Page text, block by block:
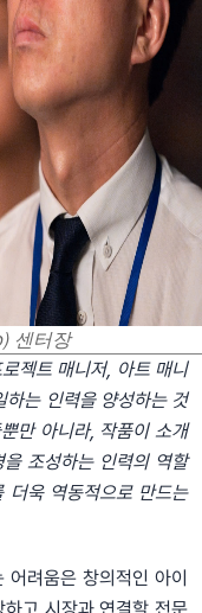
센터장
젝트 매니저, 아트 매니
는 인력을 양성하는 것
만 아니라, 작품이 소개
조성하는 인력의 역할
더욱 역동적으로 만드는
려움은 창의적인 아이
고 시장과 연결할 전문